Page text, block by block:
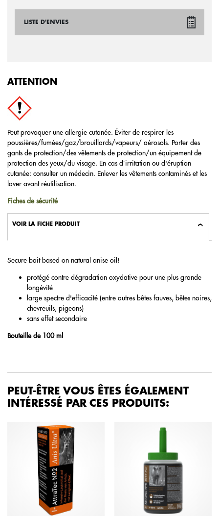
LISTE D'ENVIES
ATTENTION
Peut provoquer une allergie cutanée. Éviter de respirer les
poussières/fumées/gaz/brouillards/vapeurs/ aérosols. Porter des
gants de protection/des vêtements de protection/un équipement de
protection des yeux/du visage. En cas d’irritation ou d'éruption
cutanée: consulter un médecin. Enlever les vêtements contaminés et les
laver avant réutilisation.
Fiches de sécurité
VOIR LA FICHE PRODUIT
Secure bait based on natural anise oil!
protégé contre dégradation oxydative pour une plus grande
longévité
large spectre d'efficacité (entre autres bêtes fauves, bêtes noires,
chevreuils, pigeons)
sans effet secondaire
Bouteille de 100 ml
PEUT-ÊTRE VOUS ÊTES ÉGALEMENT
INTÉRESSÉ PAR CES PRODUITS: